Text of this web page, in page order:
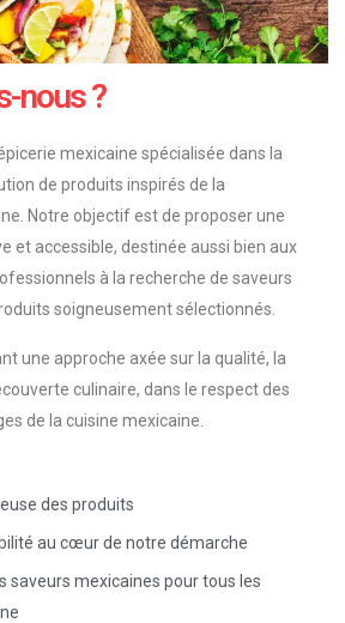
nous ?
mexicaine spécialisée dans la
de produits inspirés de la
Notre objectif est de proposer une
et accessible, destinée aussi bien aux
à la recherche de saveurs
soigneusement sélectionnés.
une approche axée sur la qualité, la
culinaire, dans le respect des
de la cuisine mexicaine.
des produits
au cœur de notre démarche
saveurs mexicaines pour tous les